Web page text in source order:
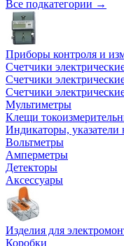
Все подкатегории →
Приборы контроля и
Счетчики
Счетчики
Счетчики
Мультиметры
Клещи
Индикаторы, указатели
Вольтметры
Амперметры
Детекторы
Аксессуары
Изделия для
Коробки